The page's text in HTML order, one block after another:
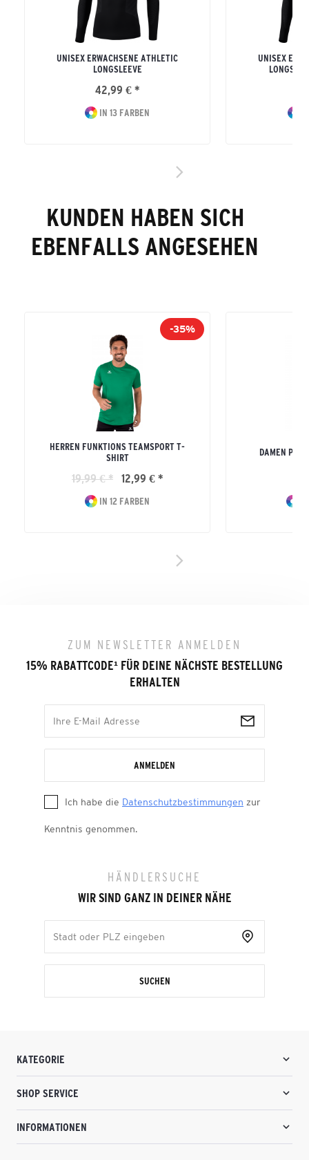
UNISEX ERWACHSENE ATHLETIC
LONGSLEEVE
42,99 € *
IN 13 FARBEN
UNISEX
KUNDEN HABEN SICH
EBENFALLS ANGESEHEN
-35%
HERREN FUNKTIONS TEAMSPORT T-
SHIRT
19,99 € * 12,99 € *
IN 12 FARBEN
DAMEN
ZUM NEWSLETTER ANMELDEN
15% RABATTCODE¹ FÜR DEINE NÄCHSTE BESTELLUNG
ERHALTEN
ANMELDEN
Ich habe die Datenschutzbestimmungen zur
Kenntnis genommen.
HÄNDLERSUCHE
WIR SIND GANZ IN DEINER NÄHE
SUCHEN
KATEGORIE
SHOP SERVICE
INFORMATIONEN